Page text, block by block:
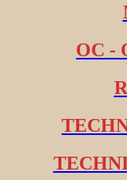
OC -